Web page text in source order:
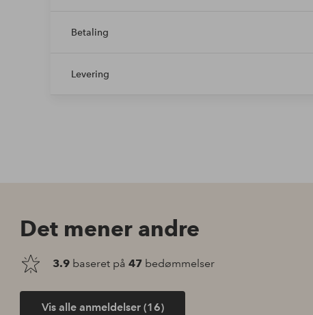
Betaling
Levering
Det mener andre
3.9 baseret på47 bedømmelser
Vis alle anmeldelser (16)